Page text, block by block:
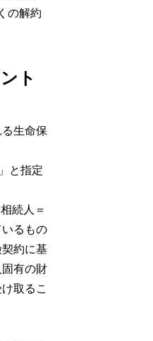
の解約
ト
生命保
と指定
続人＝
るもの
約に基
有の財
取るこ